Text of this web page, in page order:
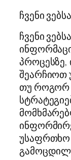
ჩვენი
ჩვენი
თუ როგორ
უსაფრთხო